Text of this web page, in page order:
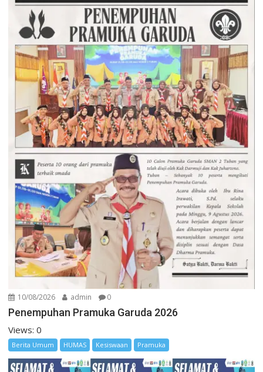
10/08/2026 admin 0
Penempuhan Pramuka Garuda 2026
Views: 0
Berita Umum HUMAS Kesiswaan Pramuka